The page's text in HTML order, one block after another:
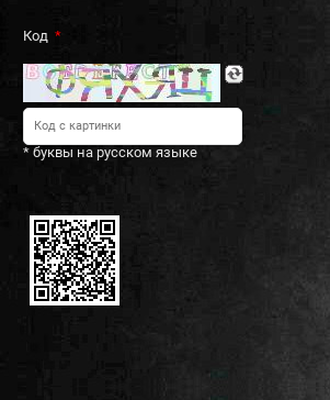
Код
* буквы на русском языке